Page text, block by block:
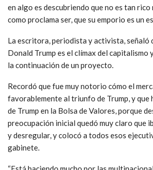
en algo es descubriendo que no es tan
como proclama ser, que su emporio es un
La escritora, periodista y activista, señaló
Donald Trump es el clímax del capitalismo
la continuación de un proyecto.
Recordó que fue muy notorio cómo el
favorablemente al triunfo de Trump, y que
de Trump en la Bolsa de Valores, porque
preocupación inicial quedó muy claro que
y desregular, y colocó a todos esos
gabinete.